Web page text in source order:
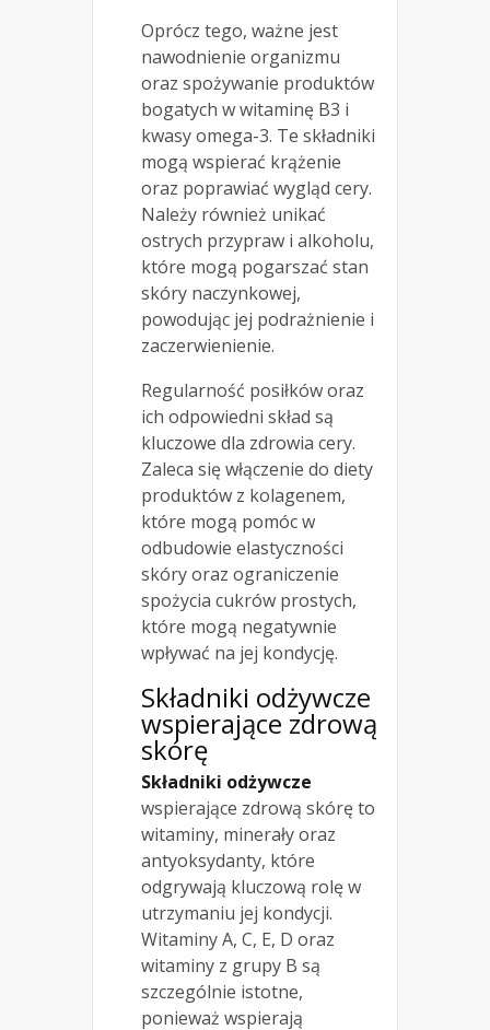
Oprócz tego, ważne jest
nawodnienie organizmu
oraz spożywanie produktów
bogatych w witaminę B3 i
kwasy omega-3. Te składniki
mogą wspierać krążenie
oraz poprawiać wygląd cery.
Należy również unikać
ostrych przypraw i alkoholu,
które mogą pogarszać stan
skóry naczynkowej,
powodując jej podrażnienie i
zaczerwienienie.
Regularność posiłków oraz
ich odpowiedni skład są
kluczowe dla zdrowia cery.
Zaleca się włączenie do diety
produktów z kolagenem,
które mogą pomóc w
odbudowie elastyczności
skóry oraz ograniczenie
spożycia cukrów prostych,
które mogą negatywnie
wpływać na jej kondycję.
Składniki odżywcze
wspierające zdrową
skórę
Składniki odżywcze
wspierające zdrową skórę to
witaminy, minerały oraz
antyoksydanty, które
odgrywają kluczową rolę w
utrzymaniu jej kondycji.
Witaminy A, C, E, D oraz
witaminy z grupy B są
szczególnie istotne,
ponieważ wspierają